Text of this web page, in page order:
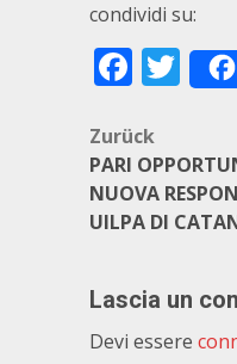
condividi su:
Zurück
PARI
NUOVA
UILPA DI
Lascia un
Devi essere